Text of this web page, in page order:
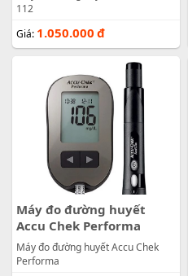
112
Giá: 1.050.000 đ
Máy đo đường huyết
Accu Chek Performa
Máy đo đường huyết Accu Chek
Performa